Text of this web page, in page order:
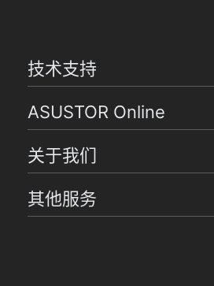
技术支持
ASUSTOR Online
关于我们
其他服务